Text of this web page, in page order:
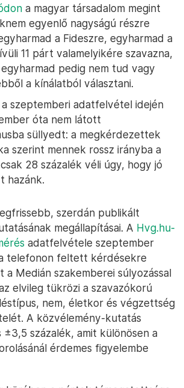
a magyar társadalom megint
egyenlő nagyságú részre
a Fideszre, egyharmad a
11 párt valamelyikére szavazna,
pedig nem tud vagy
a kínálatból választani.
a szeptemberi adatfelvétel idején
óta nem látott
süllyedt: a megkérdezettek
szerint mennek rossz irányba a
28 százalék véli úgy, hogy jó
hazánk.
szerdán publikált
megállapításai. A Hvg.hu-
adatfelvétele szeptember
telefonon feltett kérdésekre
a Medián szakemberei súlyozással
elvileg tükrözi a szavazókorú
nem, életkor és végzettség
A közvélemény-kutatás
±3,5 százalék, amit különösen a
érdemes figyelembe